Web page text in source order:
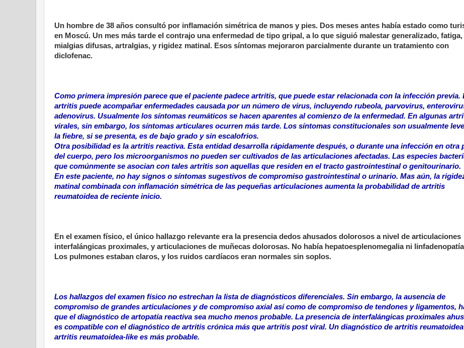
Un hombre de 38 años consultó por inflamación simétrica de manos y pies. Dos meses antes había estado como
en Moscú. Un mes más tarde el contrajo una enfermedad de tipo gripal, a lo que siguió malestar generalizado, fatiga,
mialgias difusas, artralgias, y rigidez matinal. Esos síntomas mejoraron parcialmente durante un tratamiento con
diclofenac.
Como primera impresión parece que el paciente padece artritis, que puede estar relacionada con la infección previa.
artritis puede acompañar enfermedades causada por un número de virus, incluyendo rubeola, parvovirus,
adenovirus. Usualmente los síntomas reumáticos se hacen aparentes al comienzo de la enfermedad. En algunas
virales, sin embargo, los síntomas articulares ocurren más tarde. Los síntomas constitucionales son usualmente
la fiebre, si se presenta, es de bajo grado y sin escalofrios.
Otra posibilidad es la artritis reactiva. Esta entidad desarrolla rápidamente después, o durante una infección en otra
del cuerpo, pero los microorganismos no pueden ser cultivados de las articulaciones afectadas. Las especies
que comúnmente se asocian con tales artritis son aquellas que residen en el tracto gastrointestinal o genitourinario.
En este paciente, no hay signos o síntomas sugestivos de compromiso gastrointestinal o urinario. Mas aún, la
matinal combinada con inflamación simétrica de las pequeñas articulaciones aumenta la probabilidad de artritis
reumatoidea de reciente inicio.
En el examen físico, el único hallazgo relevante era la presencia dedos ahusados dolorosos a nivel de articulaciones
interfalángicas proximales, y articulaciones de muñecas dolorosas. No había hepatoesplenomegalia ni
Los pulmones estaban claros, y los ruidos cardíacos eran normales sin soplos.
Los hallazgos del examen físico no estrechan la lista de diagnósticos diferenciales. Sin embargo, la ausencia de
compromiso de grandes articulaciones y de compromiso axial así como de compromiso de tendones y ligamentos,
que el diagnóstico de artopatía reactiva sea mucho menos probable. La presencia de interfalángicas proximales
es compatible con el diagnóstico de artritis crónica más que artritis post viral. Un diagnóstico de artritis
artritis reumatoidea-like es más probable.